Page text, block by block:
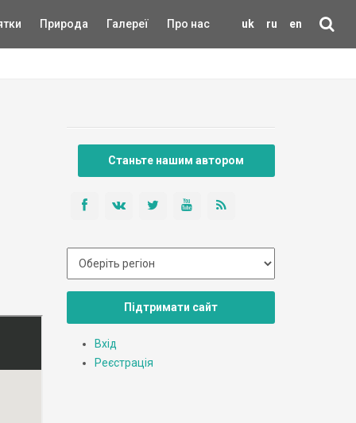
uk ru en
Природа Галереї Про нас
Станьте нашим автором
Підтримати сайт
Вхід
Реєстрація